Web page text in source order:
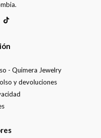
- Quimera Jewelry
y devoluciones